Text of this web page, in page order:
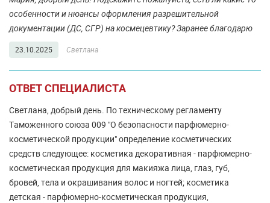
особенности и нюансы оформления разрешительной
документации (ДС, СГР) на космецевтику? Заранее благодарю
23.10.2025 Светлана
ОТВЕТ СПЕЦИАЛИСТА
Светлана, добрый день. По техническому регламенту
Таможенного союза 009 "О безопасности парфюмерно-
косметической продукции" определение косметических
средств следующее: косметика декоративная - парфюмерно-
косметическая продукция для макияжа лица, глаз, губ,
бровей, тела и окрашивания волос и ногтей; косметика
детская - парфюмерно-косметическая продукция,